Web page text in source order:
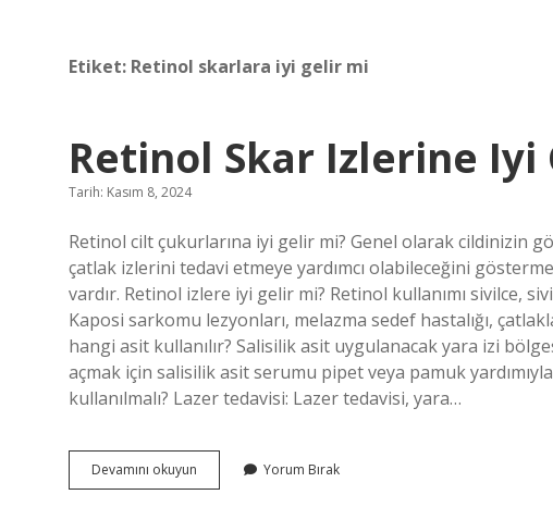
Etiket: Retinol skarlara iyi gelir mi
Retinol Skar Izlerine Iyi
Tarih: Kasım 8, 2024
Retinol cilt çukurlarına iyi gelir mi? Genel olarak cildinizin
çatlak izlerini tedavi etmeye yardımcı olabileceğini
vardır. Retinol izlere iyi gelir mi? Retinol kullanımı sivilce,
Kaposi sarkomu lezyonları, melazma sedef hastalığı,
hangi asit kullanılır? Salisilik asit uygulanacak yara izi
açmak için salisilik asit serumu pipet veya pamuk
kullanılmalı? Lazer tedavisi: Lazer tedavisi, yara…
Devamını okuyun
Skar
Yorum Bırak